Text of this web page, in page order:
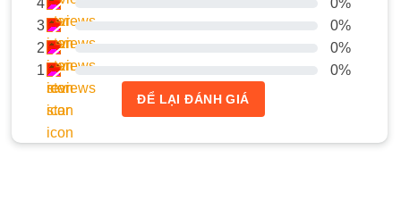
4
0%
3
0%
2
0%
1
0%
ĐỂ LẠI ĐÁNH GIÁ